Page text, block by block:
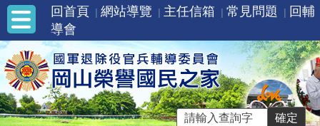
回首頁 網站導覽 主任信箱 常見問題
回輔
導會